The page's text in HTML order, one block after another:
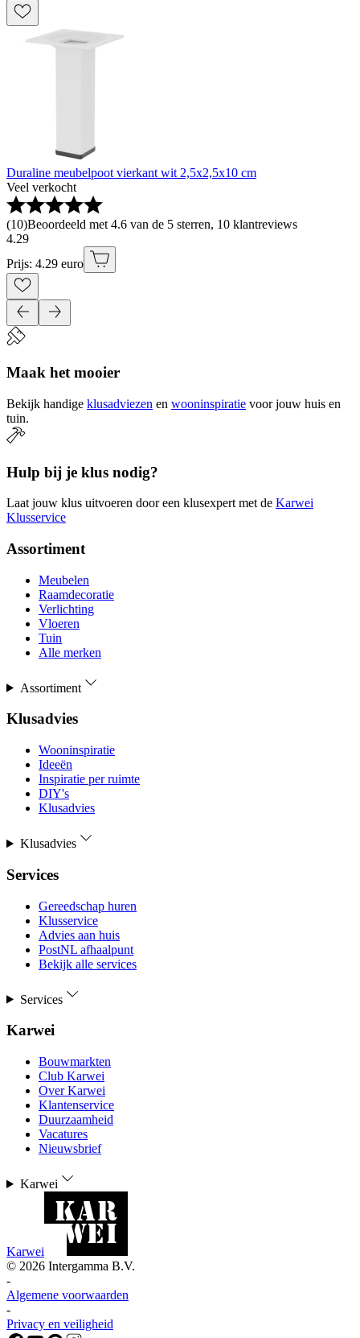
Duraline meubelpoot vierkant wit 2,5x2,5x10 cm
Veel verkocht
(10)Beoordeeld met 4.6 van de 5 sterren, 10 klantreviews
4.29
Prijs: 4.29 euro
Maak het mooier
Bekijk handige klusadviezen en wooninspiratie voor jouw huis en
tuin.
Hulp bij je klus nodig?
Laat jouw klus uitvoeren door een klusexpert met de Karwei
Klusservice
Assortiment
Meubelen
Raamdecoratie
Verlichting
Vloeren
Tuin
Alle merken
Assortiment
Klusadvies
Wooninspiratie
Ideeën
Inspiratie per ruimte
DIY's
Klusadvies
Klusadvies
Services
Gereedschap huren
Klusservice
Advies aan huis
PostNL afhaalpunt
Bekijk alle services
Services
Karwei
Bouwmarkten
Club Karwei
Over Karwei
Klantenservice
Duurzaamheid
Vacatures
Nieuwsbrief
Karwei
Karwei
© 2026 Intergamma B.V.
-
Algemene voorwaarden
-
Privacy en veiligheid